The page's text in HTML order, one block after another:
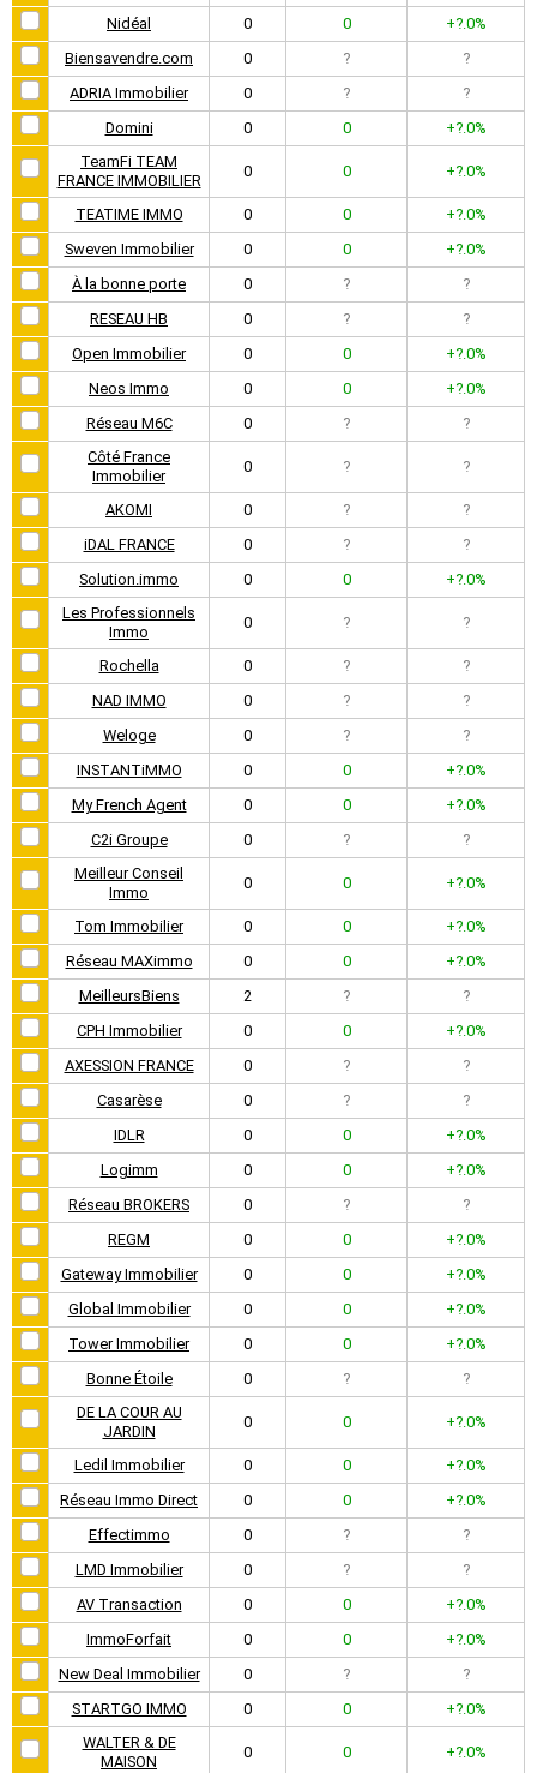
Nidéal
0 0
+?.0%
Biensavendre.com
0 ?
?
ADRIA Immobilier
0 ?
?
Domini
0 0
+?.0%
TeamFi TEAM
FRANCE IMMOBILIER
0 0 +?.0%
TEATIME IMMO 0 0
+?.0%
Sweven Immobilier
0 0
+?.0%
À la bonne porte
0 ?
?
RESEAU HB
0 ?
?
Open Immobilier
0 0
+?.0%
Neos Immo
0 0
+?.0%
Réseau M6C
0 ?
?
Côté France
Immobilier
0 ? ?
AKOMI 0 ?
?
iDAL FRANCE
0 ?
?
Solution.immo
0 0
+?.0%
Les Professionnels
Immo
0 ? ?
Rochella 0 ?
?
NAD IMMO
0 ?
?
Weloge
0 ?
?
INSTANTiMMO
0 0
+?.0%
My French Agent
0 0
+?.0%
C2i Groupe
0 ?
?
Meilleur Conseil
Immo
0 0 +?.0%
Tom Immobilier 0 0
+?.0%
Réseau MAXimmo
0 0
+?.0%
MeilleursBiens
2 ?
?
CPH Immobilier
0 0
+?.0%
AXESSION FRANCE
0 ?
?
Casarèse
0 ?
?
IDLR
0 0
+?.0%
Logimm
0 0
+?.0%
Réseau BROKERS
0 ?
?
REGM
0 0
+?.0%
Gateway Immobilier
0 0
+?.0%
Global Immobilier
0 0
+?.0%
Tower Immobilier
0 0
+?.0%
Bonne Étoile
0 ?
?
DE LA COUR AU
JARDIN
0 0 +?.0%
Ledil Immobilier 0 0
+?.0%
Réseau Immo Direct
0 0
+?.0%
Effectimmo
0 ?
?
LMD Immobilier
0 ?
?
AV Transaction
0 0
+?.0%
ImmoForfait
0 0
+?.0%
New Deal Immobilier
0 ?
?
STARTGO IMMO
0 0
+?.0%
WALTER & DE
MAISON
0 0 +?.0%